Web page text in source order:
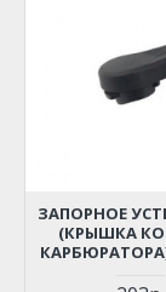
ЗАПОРНОЕ
(КРЫШКА
КАРБЮРАТОРА)